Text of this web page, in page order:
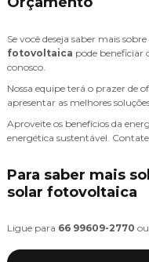
Se você deseja saber mais
fotovoltaica pode beneficiar
conosco.
Nossa equipe terá o prazer de
apresentar as melhores
Aproveite os benefícios da
energética sustentável.
Para saber mais
solar fotovoltaica
Ligue para 66 99609-2770 ou